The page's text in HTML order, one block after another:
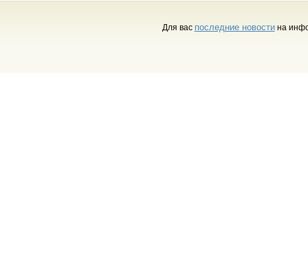
Для вас последние новостина